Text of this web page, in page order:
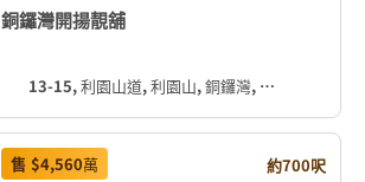
銅鑼灣開揚靚舖
13-15, 利園山道, 利園山, 銅鑼灣, 灣仔區, 香港島, 香港, 中国
售 $4,560萬 約700呎